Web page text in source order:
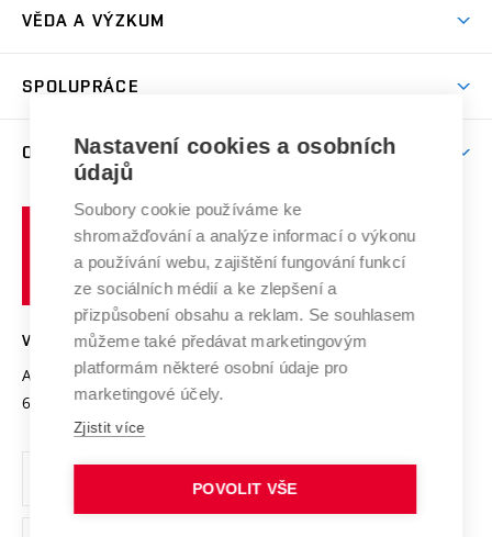
Sport na VUT
Dny otevřených dveří
Celoživotní vzdělávání
E-přihláška
Harmonogram akademického roku
Závěrečné práce
Doktorské studium
Zpracování osobních údajů studentů
Sociální bezpečí
Studium bez bariér
Podpora podnikání
VĚDA A VÝZKUM
Mezinárodní vědecká rada
Systém zajišťování kvality výzkumu
Výzkumné infrastruktury
Transfer znalostí
Open Science
Projekty
Projekty ze strukturálních fondů
Specifický výzkum
SPOLUPRÁCE
Zahraniční spolupráce
Spolupráce se školami
Služby univerzity
Mezinárodní dohody
Univerzitní sítě
O UNIVERZITĚ
Profil univerzity
Udržitelná univerzita
Podnikavá univerzita / ContriBUTe
Bezpečná univerzita
Vyznamenání
Organizační struktura
Ochrana osobních údajů
učení
technické
VYSOKÉ UČENÍ TECHNICKÉ V BRNĚ
Antonínská 548/1
602 00 Brno
www.vut.cz
vut@vutbr.cz
Nastavení cookies a osobních
údajů
Soubory cookie používáme ke
shromažďování a analýze informací o výkonu
a používání webu, zajištění fungování funkcí
ze sociálních médií a ke zlepšení a
přizpůsobení obsahu a reklam. Se souhlasem
můžeme také předávat marketingovým
platformám některé osobní údaje pro
marketingové účely.
Zjistit více
POVOLIT VŠE